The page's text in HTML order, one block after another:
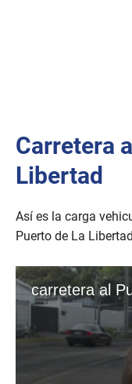
Carretera
Libertad
Así es la carga
Puerto de La